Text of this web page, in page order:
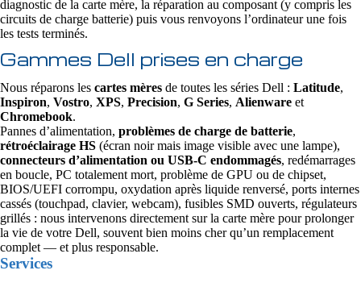
diagnostic de la carte mère, la réparation au composant (y compris les
circuits de charge batterie) puis vous renvoyons l’ordinateur une fois
les tests terminés.
Gammes Dell prises en charge
Nous réparons les cartes mères de toutes les séries Dell : Latitude,
Inspiron, Vostro, XPS, Precision, G Series, Alienware et
Chromebook.
Pannes d’alimentation, problèmes de charge de batterie,
rétroéclairage HS (écran noir mais image visible avec une lampe),
connecteurs d’alimentation ou USB‑C endommagés, redémarrages
en boucle, PC totalement mort, problème de GPU ou de chipset,
BIOS/UEFI corrompu, oxydation après liquide renversé, ports internes
cassés (touchpad, clavier, webcam), fusibles SMD ouverts, régulateurs
grillés : nous intervenons directement sur la carte mère pour prolonger
la vie de votre Dell, souvent bien moins cher qu’un remplacement
complet — et plus responsable.
Services